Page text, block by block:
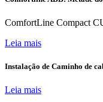
ComfortLine Compact
Leia mais
Instalação de Caminho de
Leia mais